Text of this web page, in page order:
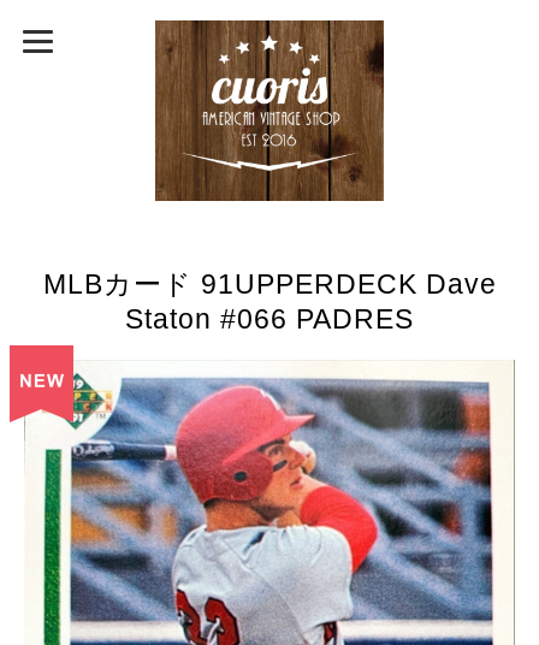
MLBカード 91UPPERDECK Dave
Staton #066 PADRES